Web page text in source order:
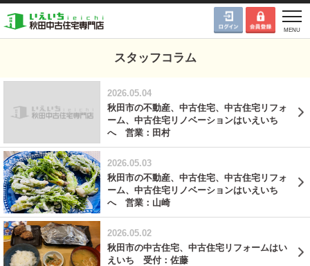
スタッフコラム
2026.05.04
秋田市の不動産、中古住宅、中古住宅リフォ
ーム、中古住宅リノベーションはいえいち
へ 営業：田村
2026.05.03
秋田市の不動産、中古住宅、中古住宅リフォ
ーム、中古住宅リノベーションはいえいち
へ 営業：山崎
2026.05.02
秋田市の中古住宅、中古住宅リフォームはい
えいち 受付：佐藤